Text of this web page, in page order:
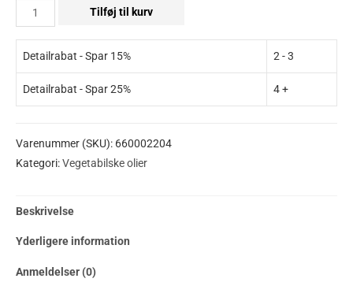
Tilføj til kurv
Detailrabat - Spar 15% 2 - 3
Detailrabat - Spar 25% 4 +
Varenummer (SKU): 660002204
Kategori:Vegetabilske olier
Beskrivelse
Yderligere information
Anmeldelser (0)